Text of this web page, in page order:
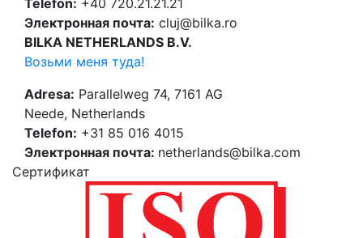
Электронная почта: cluj@bilka.ro
BILKA NETHERLANDS B.V.
Возьми меня туда!
Adresa: Parallelweg 74, 7161 AG
Neede, Netherlands
Telefon: +31 85 016 4015
Электронная почта: netherlands@bilka.com
Cертификат